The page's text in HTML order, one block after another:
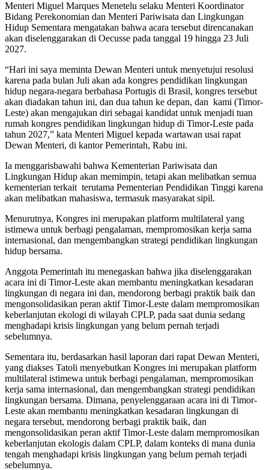
Menteri Miguel Marques Menetelu selaku Menteri Koordinator
Bidang Perekonomian dan Menteri Pariwisata dan Lingkungan
Hidup Sementara mengatakan bahwa acara tersebut direncanakan
akan diselenggarakan di Oecusse pada tanggal 19 hingga 23 Juli
2027.
“Hari ini saya meminta Dewan Menteri untuk menyetujui resolusi
karena pada bulan Juli akan ada kongres pendidikan lingkungan
hidup negara-negara berbahasa Portugis di Brasil, kongres tersebut
akan diadakan tahun ini, dan dua tahun ke depan, dan kami (Timor-
Leste) akan mengajukan diri sebagai kandidat untuk menjadi tuan
rumah kongres pendidikan lingkungan hidup di Timor-Leste pada
tahun 2027,” kata Menteri Miguel kepada wartawan usai rapat
Dewan Menteri, di kantor Pemerintah, Rabu ini.
Ia menggarisbawahi bahwa Kementerian Pariwisata dan
Lingkungan Hidup akan memimpin, tetapi akan melibatkan semua
kementerian terkait terutama Pementerian Pendidikan Tinggi karena
akan melibatkan mahasiswa, termasuk masyarakat sipil.
Menurutnya, Kongres ini merupakan platform multilateral yang
istimewa untuk berbagi pengalaman, mempromosikan kerja sama
internasional, dan mengembangkan strategi pendidikan lingkungan
hidup bersama.
Anggota Pemerintah itu menegaskan bahwa jika diselenggarakan
acara ini di Timor-Leste akan membantu meningkatkan kesadaran
lingkungan di negara ini dan, mendorong berbagi praktik baik dan
mengonsolidasikan peran aktif Timor-Leste dalam mempromosikan
keberlanjutan ekologi di wilayah CPLP, pada saat dunia sedang
menghadapi krisis lingkungan yang belum pernah terjadi
sebelumnya.
Sementara itu, berdasarkan hasil laporan dari rapat Dewan Menteri,
yang diakses Tatoli menyebutkan Kongres ini merupakan platform
multilateral istimewa untuk berbagi pengalaman, mempromosikan
kerja sama internasional, dan mengembangkan strategi pendidikan
lingkungan bersama. Dimana, penyelenggaraan acara ini di Timor-
Leste akan membantu meningkatkan kesadaran lingkungan di
negara tersebut, mendorong berbagi praktik baik, dan
mengonsolidasikan peran aktif Timor-Leste dalam mempromosikan
keberlanjutan ekologis dalam CPLP, dalam konteks di mana dunia
tengah menghadapi krisis lingkungan yang belum pernah terjadi
sebelumnya.